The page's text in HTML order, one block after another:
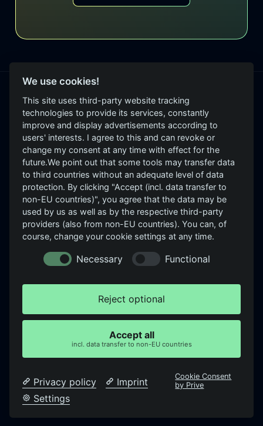
Unabhängige,
evidenzbasierte
Sicherheitsbewertung.
Sehen → Bewerten →
Verbessern.
PRODUKTE
GrayCheck
GrayScope
GrayD
Roadmap: GrayEVA, GrayLeak,
GrayBrand, GraySpace,
GrayWheel
UNTERNEHMEN
Über uns
RECHTLICHES
Impressum
© 2026 Graydaxe Cybersecurity GmbH · Berlin
We use cookies!
This site uses third-party website tracking
technologies to provide its services, constantly
improve and display advertisements according to
users' interests. I agree to this and can revoke or
change my consent at any time with effect for the
future.We point out that some tools may transfer data
to third countries without an adequate level of data
protection. By clicking "Accept (incl. data transfer to
non-EU countries)", you agree that the data may be
used by us as well as by the respective third-party
providers (also from non-EU countries). You can, of
course, change your cookie settings at any time.
Necessary Functional
Reject optional
Accept all
incl. data transfer to non-EU countries
Privacy policy
Imprint
Settings
Cookie Consent
by Prive